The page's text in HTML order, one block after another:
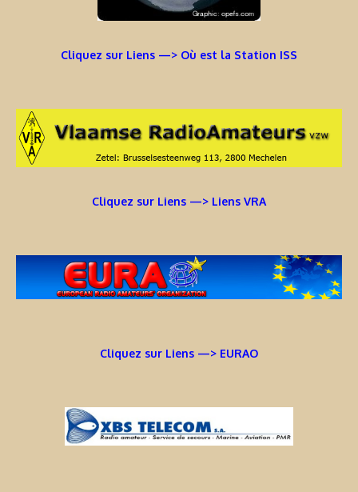
Cliquez sur Liens —> Où est la Station ISS
Cliquez sur Liens —> Liens VRA
Cliquez sur Liens —> EURAO